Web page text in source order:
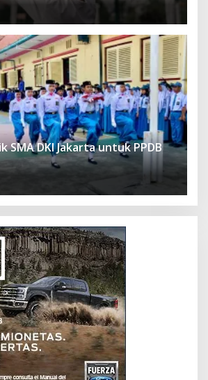
SMA DKI Jakarta untuk PPDB